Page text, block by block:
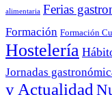
alimentaria Ferias
Formación Formación
Hostelería
Jornadas
y Actualidad